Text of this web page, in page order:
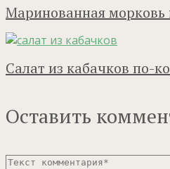
Маринованная морковь
Салат из кабачков по-
Оставить